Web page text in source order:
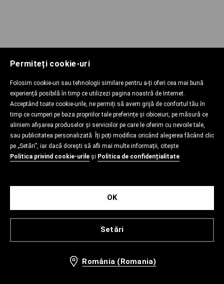
Permiteți cookie-uri
Folosim cookie-uri sau tehnologii similare pentru a-ți oferi cea mai bună
experiență posibilă în timp ce utilizezi pagina noastră de Internet.
Acceptând toate cookie-urile, ne permiți să avem grijă de confortul tău în
timp ce cumperi pe baza propriilor tale preferințe și obiceiuri, pe măsură ce
aliniem afișarea produselor și serviciilor pe care le oferim cu nevoile tale,
sau publicitatea personalizată. Îți poți modifica oricând alegerea făcând clic
pe „Setări”, iar dacă dorești să afli mai multe informații, citește
Politica privind cookie-urile și Politica de confidențialitate.
Setări
OK
România (Romania)